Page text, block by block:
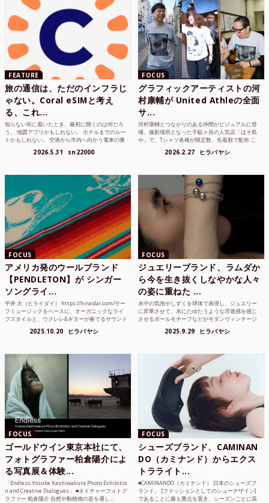
FEATURE
旅の通信は、ただのインフラじ
ゃない。Coral eSIMと考え
る、これ...
知らない街に着いたとき、最初に開くのは何だろ
う。 地図アプリかもしれない。 ホテルまでのルー
トかもしれない。 空港から市内へ向かう電車の乗
して、その街の空...
2026.5.31 sn22000
FOCUS
グラフィックアーティストの河
村康輔が United Athleの全面
サ...
河村康輔とつながりのある仲間がビジュアルに登
場。撮影場所となった千駄ヶ谷の人気店「ほそ島
や」で、Tシャツ各種が限定数、先着順で配布 こ
さまざまな...2026.2.27 ヒラバヤシ
FOCUS
アメリカ発のウールブランド
【PENDLETON】が シンガー
ソングライ...
平井 大（ヒライダイ） https://hiraidai.com/サー
フミュージックをベースに、オーガニックなライ
フスタイルと、ウクレレ&ギターが奏でるサウンド
2025.10.20 ヒラバヤシ
FOCUS
ジュエリーブランド、ラムダか
ら今を生き抜くしなやかな人々
の姿に重ねた ...
水中の気泡やしずくを球体で表現し、ジュエリー
に昇華させて、水にたゆたうような浮遊感を感じ
させるボールモチーフなどがモダンヴィンテージ
レクションを202...
2025.9.29 ヒラバヤシ
FOCUS
ゴールドウイン東京本社にて、
フォトグラファー柏倉陽介によ
る写真展＆体験...
「Endless Yosuke Kashiwakura Photo Exhibitio
n and Creative Dialogues」 ■ネイチャーフォトグ
ラファー 柏倉陽介 自然や動植物の姿を通し...
FOCUS
シューズブランド、CAMINAN
DO（カミナンド）からエクス
トラライト...
■CAMINANDO（カミナンド） 日本のシューズブ
ランド。 [ファッションとしてのシューデザイン]
であることに最も重点を置き、シーズンごとに高